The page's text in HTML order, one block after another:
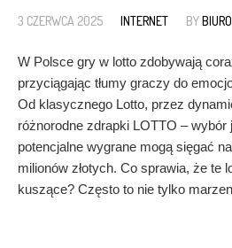
3 CZERWCA 2025 INTERNET BY
W Polsce gry w lotto zdobywają
przyciągając tłumy graczy do
Od klasycznego Lotto, przez
różnorodne zdrapki LOTTO – wybór
potencjalne wygrane mogą sięgać
milionów złotych. Co sprawia, że te
kuszące? Często to nie tylko